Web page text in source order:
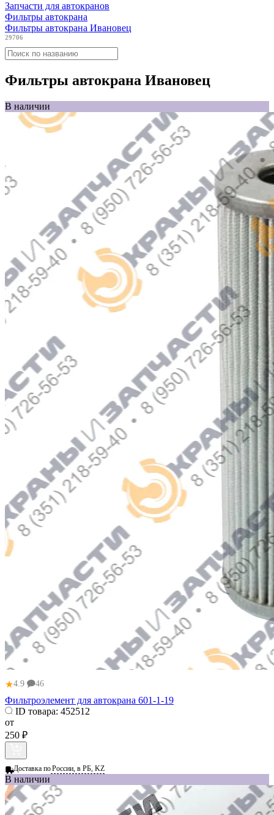
Запчасти для автокранов
Фильтры автокрана
Фильтры автокрана Ивановец
29706
Фильтры автокрана Ивановец
В наличии
★4.9 46
Фильтроэлемент для автокрана 601-1-19
ID товара: 452512
от
250 ₽
Доставка поРоссии, в РБ, KZ
В наличии